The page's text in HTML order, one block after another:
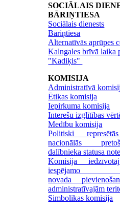
SOCIĀLAIS
BĀRIŅTIESA
Sociālais dienests
Bāriņtiesa
Alternatīvās aprūpes
Kalngales brīvā laika
"Kadiķis"
KOMISIJA
Administratīvā
Ētikas komisija
Iepirkuma komisija
Interešu izglītības
Medību komisija
Politiski
nacionālās
dalībnieka statusa
Komisija
iespējamo
novada
administratīvajām
Simbolikas komisija